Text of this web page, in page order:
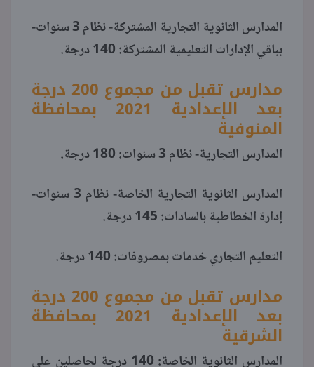
المدارس الثانوية التجارية المشتركة- نظام 3 سنوات-
بباقي الإدارات التعليمية المشتركة: 140 درجة.
مدارس تقبل من مجموع 200 درجة
بعد الإعدادية 2021 بمحافظة
المنوفية
المدارس التجارية- نظام 3 سنوات: 180 درجة.
المدارس الثانوية التجارية الخاصة- نظام 3 سنوات-
إدارة الخطاطبة بالسادات: 145 درجة.
التعليم التجاري خدمات بمصروفات: 140 درجة.
مدارس تقبل من مجموع 200 درجة
بعد الإعدادية 2021 بمحافظة
الشرقية
المدارس الثانوية الخاصة: 140 درجة لحاصلين على